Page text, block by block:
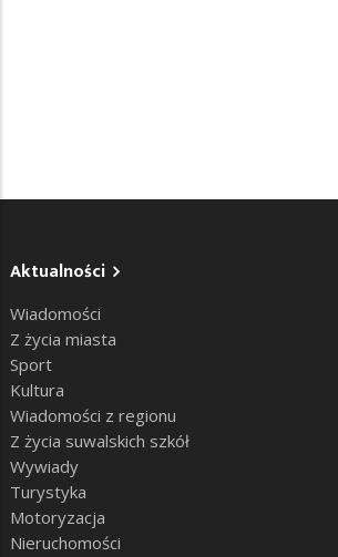
Aktualności
Wiadomości
Z życia miasta
Sport
Kultura
Wiadomości z regionu
Z życia suwalskich szkół
Wywiady
Turystyka
Motoryzacja
Nieruchomości